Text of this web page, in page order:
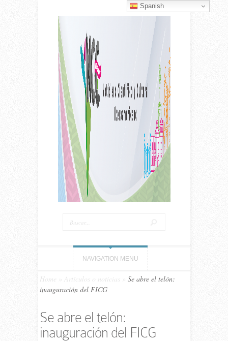
NAVIGATION MENU
Home Artículos o noticias
Se abre el telón:
inauguración del FICG
Se abre el telón:
inauguración del FICG
Spanish